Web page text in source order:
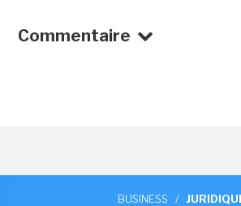
Commentaire
BUSINESS /